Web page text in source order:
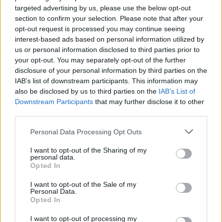
targeted advertising by us, please use the below opt-out
section to confirm your selection. Please note that after your
opt-out request is processed you may continue seeing
interest-based ads based on personal information utilized by
us or personal information disclosed to third parties prior to
your opt-out. You may separately opt-out of the further
disclosure of your personal information by third parties on the
IAB’s list of downstream participants. This information may
also be disclosed by us to third parties on the IAB’s List of
Downstream Participants that may further disclose it to other
Personal Data Processing Opt Outs
I want to opt-out of the Sharing of my
personal data.
Opted In
I want to opt-out of the Sale of my
Personal Data.
Opted In
I want to opt-out of processing my
de cidadãos mais inclusivas
NÃO PERCA
Portugal envia ajuda humanitária para a Venezuela e
inicia nova fase de resposta após os sismos
setor imobiliário. O empresário considera que o
reconhecimento conquistado resulta da proximidade
com a comunidade e da capacidade de apoiar não apenas
compradores e vendedores, mas também iniciativas
locais e projetos de desenvolvimento regional. Segundo
explicou, esse envolvimento tem permitido “consolidar a
sua presença em vários concelhos da Beira Interior e
alargar a atividade além-fronteiras”.
“O meu sentimento é de promessa cumprida, promessa
conquistada e é isto que eu faço. Aquilo que eu cumpro,
sentem a satisfação, tal como eu, de todo o trabalho que
nós temos feito, no fundo, por uma comunidade que é
Manteigas, tenho feito um trabalho de divulgação e de
ação”, descreveu este consultor, que acrescentou que
esse reconhecimento se reflete igualmente na confiança
“reforçar inteligência sobre
comércio exterior”
12 horas atrás
Por Ígor Lopes
O Governo do Estado do Rio de Janeiro, Brasil, solicitou
o apoio técnico da Fundação de Comércio Exterior e
instrumentos de análise, acompanhamento e divulgação
proposta consta do Ofício SubRI 015/2026, assinado no
último dia 21 de julho pelo subsecretário de Relações
Internacionais, Bruno de Queiroz Costa, e encaminhado
ao presidente da Fundação, Antonio Carlos da Silveira
Pinheiro.